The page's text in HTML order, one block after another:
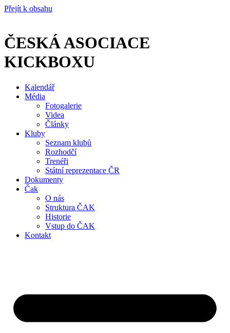
Přejít k obsahu
ČESKÁ ASOCIACE
KICKBOXU
Kalendář
Média
Fotogalerie
Videa
Články
Kluby
Seznam klubů
Rozhodčí
Trenéři
Státní reprezentace ČR
Dokumenty
Čak
O nás
Struktura ČAK
Historie
Vstup do ČAK
Kontakt